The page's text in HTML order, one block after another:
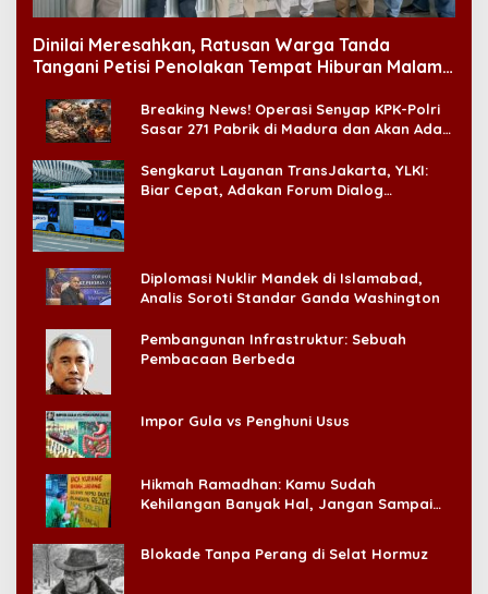
Dinilai Meresahkan, Ratusan Warga Tanda
Tangani Petisi Penolakan Tempat Hiburan Malam
Breaking News! Operasi Senyap KPK-Polri
Sasar 271 Pabrik di Madura dan Akan Ada
Sengkarut Layanan TransJakarta, YLKI:
Biar Cepat, Adakan Forum Dialog
Diplomasi Nuklir Mandek di Islamabad,
Analis Soroti Standar Ganda Washington
Pembangunan Infrastruktur: Sebuah
Pembacaan Berbeda
Impor Gula vs Penghuni Usus
Hikmah Ramadhan: Kamu Sudah
Kehilangan Banyak Hal, Jangan Sampai
Blokade Tanpa Perang di Selat Hormuz